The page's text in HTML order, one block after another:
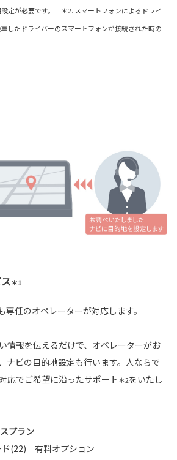
設定が必要です。 ＊2. スマートフォンによるドライ
したドライバーのスマートフォンが接続された時の
＊1
任のオペレーターが対応します。
情報を伝えるだけで、オペレーターがお
ナビの目的地設定も行います。人ならで
応でご希望に沿ったサポート ＊2をいたし
プラン
(22) 有料オプション